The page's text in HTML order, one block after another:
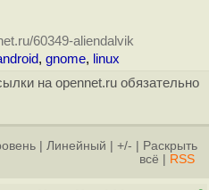
60349-aliendalvik
, gnome, linux
на opennet.ru обязательно
Линейный +/-
Раскрыть
всё
RSS